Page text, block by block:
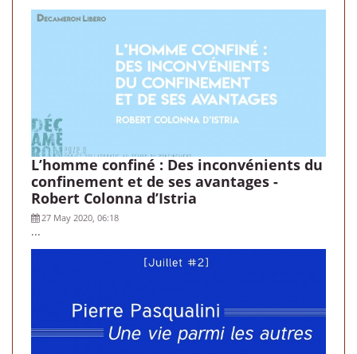
L’homme confiné : Des inconvénients du
confinement et de ses avantages -
Robert Colonna d’Istria
27 May 2020, 06:18
...